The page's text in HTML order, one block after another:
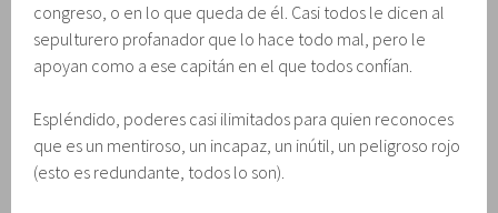
congreso, o en lo que queda de él. Casi todos le dicen al
sepulturero profanador que lo hace todo mal, pero le
apoyan como a ese capitán en el que todos confían.
Espléndido, poderes casi ilimitados para quien reconoces
que es un mentiroso, un incapaz, un inútil, un peligroso rojo
(esto es redundante, todos lo son).